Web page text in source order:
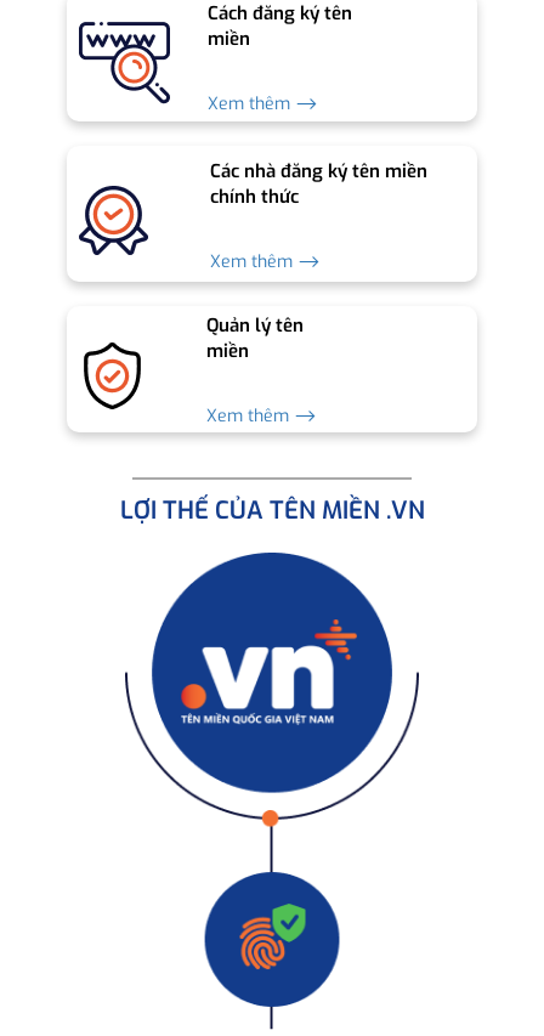
Cách đăng ký tên
miền
Xem thêm ⟶
Các nhà đăng ký tên miền
chính thức
Xem thêm ⟶
Quản lý tên
miền
Xem thêm ⟶
LỢI THẾ CỦA TÊN MIỀN .VN